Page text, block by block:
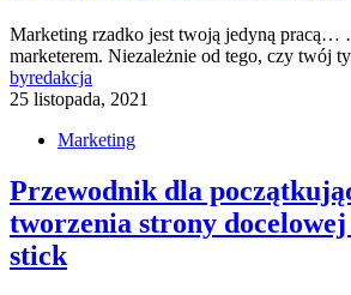
Marketing rzadko jest twoją jedyną pracą…
marketerem. Niezależnie od tego, czy twój
byredakcja
25 listopada, 2021
Marketing
Przewodnik dla
tworzenia strony
stick